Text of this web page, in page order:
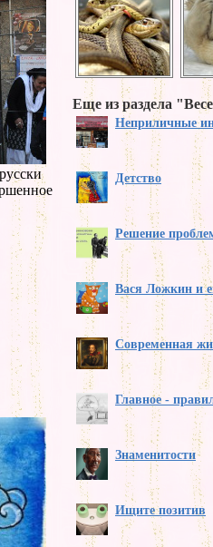
Еще из раздела
Неприличные
Детство
Решение
Вася Ложкин и
Современная
Главное -
Знаменитости
Ищите позитив